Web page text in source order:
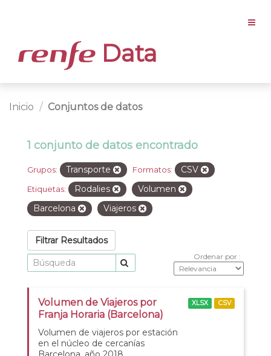
Data
Inicio Conjuntos de datos
1 conjunto de datos encontrado
Grupos: Transporte Formatos: CSV
Etiquetas: Rodalies
Volumen
Barcelona
Viajeros
Filtrar Resultados
Ordenar por
Volumen de Viajeros por
Franja Horaria (Barcelona)
Volumen de viajeros por estación
en el núcleo de cercanías
XLSX CSV